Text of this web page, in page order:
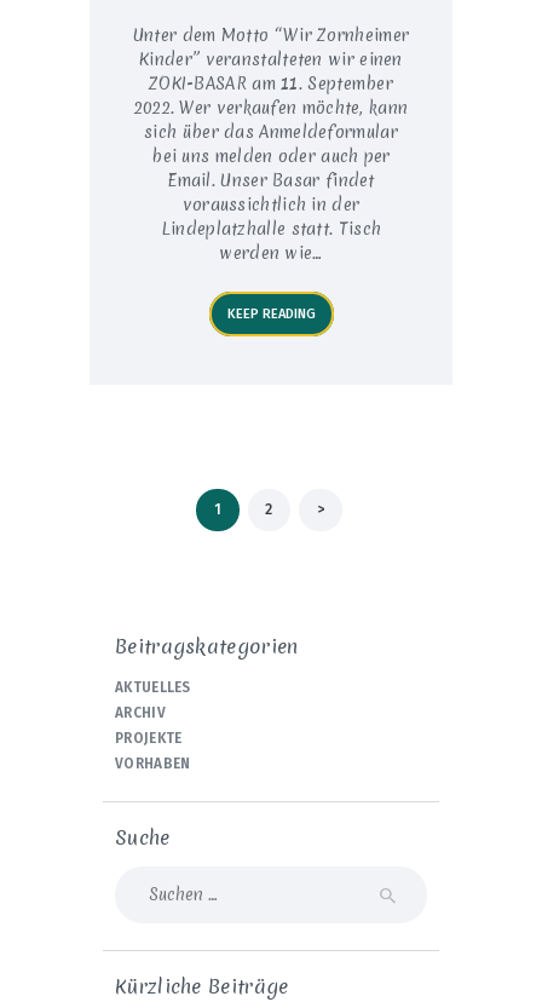
Unter dem Motto “Wir Zornheimer
Kinder” veranstalteten wir einen
ZOKI-BASAR am 11. September
2022. Wer verkaufen möchte, kann
sich über das Anmeldeformular
bei uns melden oder auch per
Email. Unser Basar findet
voraussichtlich in der
Lindeplatzhalle statt. Tisch
werden wie…
KEEP READING
Seitennummerierung
PAGE
1 PAGE
2 >
Beitragskategorien
AKTUELLES
ARCHIV
PROJEKTE
VORHABEN
Suche
nach:
Kürzliche Beiträge